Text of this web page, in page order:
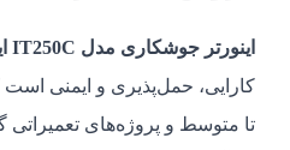
اینورتر جوشکاری مدل IT250C ایران ترانس
کارایی، حمل‌پذیری و ایمنی
تا متوسط و پروژه‌های تعمیراتی